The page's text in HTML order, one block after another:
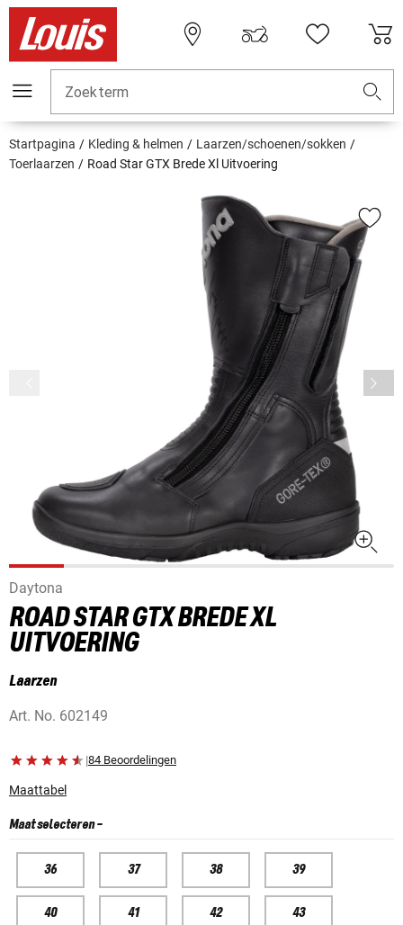
Zoekterm
Startpagina Kleding & helmen
Laarzen/schoenen/sokken
Toerlaarzen
Road Star GTX Brede Xl Uitvoering
Daytona
ROAD STAR GTX BREDE XL
UITVOERING
Laarzen
Art. No. 602149
|84 Beoordelingen
Maattabel
Maat selecteren-
36 37 38 39
40 41 42 43